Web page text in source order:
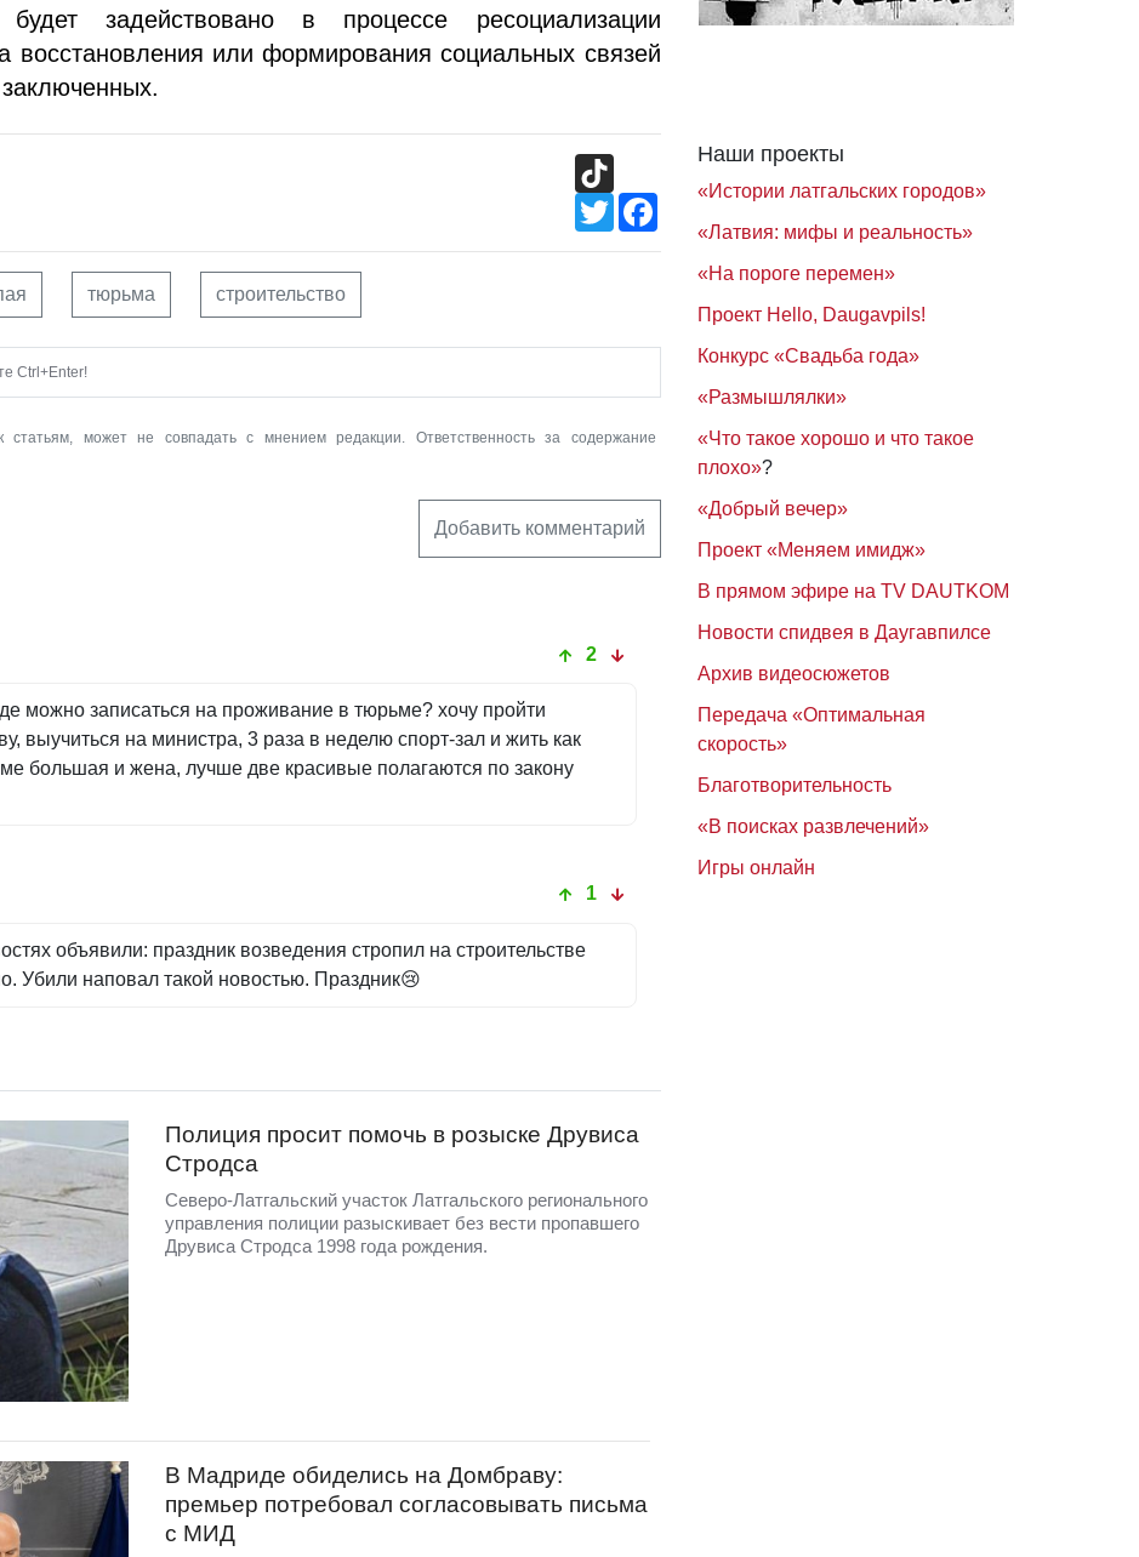
задействовано в процессе ресоциализации
восстановления или формирования социальных связей
TikTok
TwitterFacebook
тюрьма строительство
Ctrl+Enter!
может не совпадать с мнением редакции. Ответственность за содержание
Добавить комментарий
2
можно записаться на проживание в тюрьме? хочу пройти
выучиться на министра, 3 раза в неделю спорт-зал и жить как
большая и жена, лучше две красивые полагаются по закону
1
объявили: праздник возведения стропил на строительстве
Убили наповал такой новостью. Праздник😢
Полиция просит помочь в розыске Друвиса
Стродса
Северо-Латгальский участок Латгальского регионального
управления полиции разыскивает без вести пропавшего
Друвиса Стродса 1998 года рождения.
В Мадриде обиделись на Домбраву:
премьер потребовал согласовывать письма
с МИД
Наши проекты
«Истории латгальских городов»
«Латвия: мифы и реальность»
«На пороге перемен»
Проект Hello, Daugavpils!
Конкурс «Свадьба года»
«Размышлялки»
«Что такое хорошо и что такое
плохо»?
«Добрый вечер»
Проект «Меняем имидж»
В прямом эфире на TV DAUTKOM
Новости спидвея в Даугавпилсе
Архив видеосюжетов
Передача «Оптимальная
скорость»
Благотворительность
«В поисках развлечений»
Игры онлайн